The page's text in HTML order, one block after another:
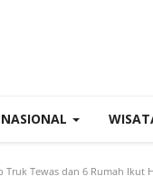
NASIONAL
Truk Tewas dan 6 Rumah Ikut